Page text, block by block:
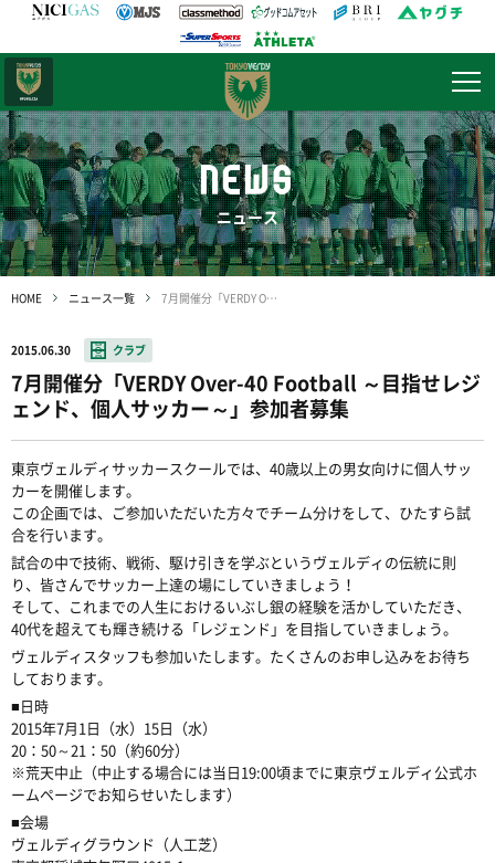
NEWS
ニュース
HOME ニュース一覧 7月開催分「VERDY Over-40 Football ～目指せレジェンド、個人サッカー～」参加者募集
2015.06.30 クラブ
7月開催分「VERDY Over-40 Football ～目指せレジ
ェンド、個人サッカー～」参加者募集
東京ヴェルディサッカースクールでは、40歳以上の男女向けに個人サッ
カーを開催します。
この企画では、ご参加いただいた方々でチーム分けをして、ひたすら試
合を行います。
試合の中で技術、戦術、駆け引きを学ぶというヴェルディの伝統に則
り、皆さんでサッカー上達の場にしていきましょう！
そして、これまでの人生におけるいぶし銀の経験を活かしていただき、
40代を超えても輝き続ける「レジェンド」を目指していきましょう。
ヴェルディスタッフも参加いたします。たくさんのお申し込みをお待ち
しております。
■日時
2015年7月1日（水）15日（水）
20：50～21：50（約60分）
※荒天中止（中止する場合には当日19:00頃までに東京ヴェルディ公式ホ
ームページでお知らせいたします）
■会場
ヴェルディグラウンド（人工芝）